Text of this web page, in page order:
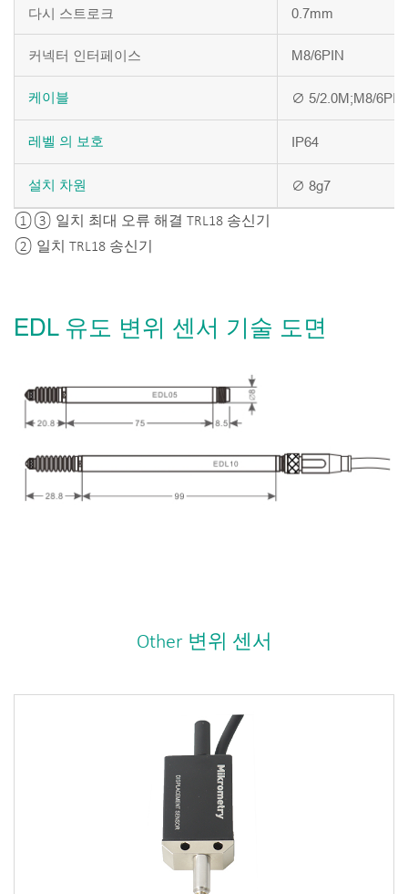
다시 스트로크 0.7mm
커넥터 인터페이스 M8/6PIN
케이블 ∅ 5/2.0M;M8/
레벨 의 보호 IP64
설치 차원 ∅ 8g7
①③ 일치 최대 오류 해결 TRL18 송신기
② 일치 TRL18 송신기
EDL 유도 변위 센서 기술 도면
Other 변위 센서